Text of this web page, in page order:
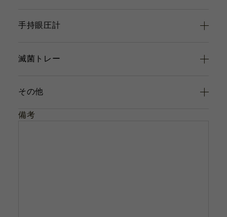
手持眼圧計
滅菌トレー
その他
備考